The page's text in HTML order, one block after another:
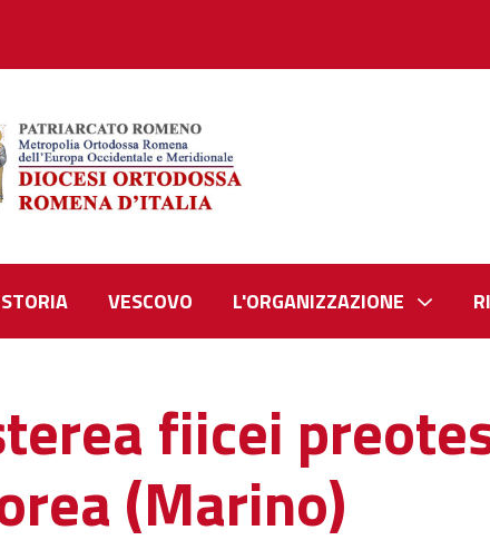
STORIA VESCOVO L'ORGANIZZAZIONE
fiicei
(Marino)